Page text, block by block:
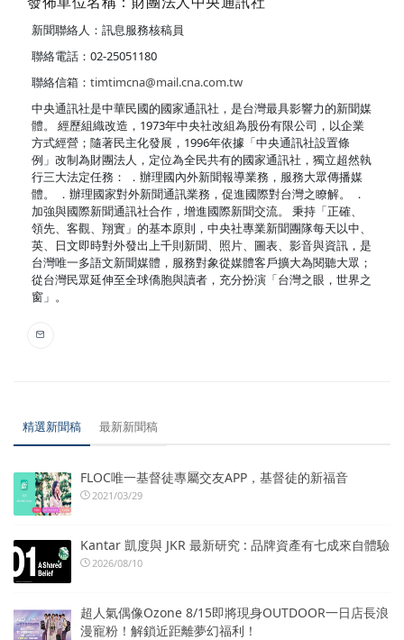
新聞聯絡人：訊息服務核稿員
聯絡電話：02-25051180
聯絡信箱： timtimcna@mail.cna.com.tw
中央通訊社是中華民國的國家通訊社，是台灣最具影響力的新聞媒
體。 經歷組織改造，1973年中央社改組為股份有限公司，以企業
方式經營；隨著民主化發展，1996年依據「中央通訊社設置條
例」改制為財團法人，定位為全民共有的國家通訊社，獨立超然執
行三大法定任務： ．辦理國內外新聞報導業務，服務大眾傳播媒
體。 ．辦理國家對外新聞通訊業務，促進國際對台灣之瞭解。 ．
加強與國際新聞通訊社合作，增進國際新聞交流。 秉持「正確、
領先、客觀、翔實」的基本原則，中央社專業新聞團隊每天以中、
英、日文即時對外發出上千則新聞、照片、圖表、影音與資訊，是
台灣唯一多語文新聞媒體，服務對象從媒體客戶擴大為閱聽大眾；
從台灣民眾延伸至全球僑胞與讀者，充分扮演「台灣之眼，世界之
窗」。
精選新聞稿 最新新聞稿
FLOC唯一基督徒專屬交友APP，基督徒的新福音
2021/03/29
Kantar 凱度與 JKR 最新研究 : 品牌資產有七成來自體驗
2026/08/10
超人氣偶像Ozone 8/15即將現身OUTDOOR一日店長浪
漫寵粉！解鎖近距離夢幻福利！